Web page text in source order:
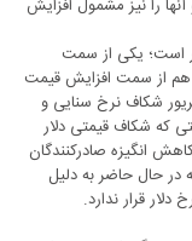
را نیز مشمول افزایش
است؛ یکی از سمت
هم از سمت افزایش قیمت
شدن اعتبار پول ملی. تا پایان ۲۹ شهریور شکاف نرخ سنایی و
قیمتی که شکاف قیمتی دلار
انگیزه صادرکنندگان
در حال حاضر به دلیل
دلار قرار ندارد.